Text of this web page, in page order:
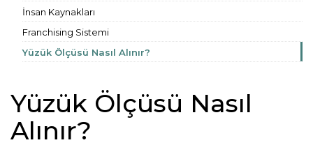
İnsan Kaynakları
Franchising Sistemi
Yüzük Ölçüsü Nasıl Alınır?
Yüzük Ölçüsü Nasıl
Alınır?